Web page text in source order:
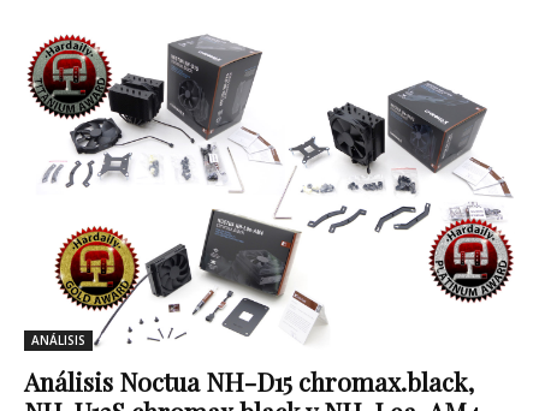
ANÁLISIS
Análisis Noctua NH-D15 chromax.black,